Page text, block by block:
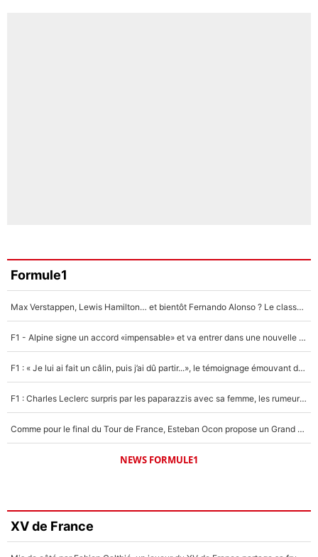
Formule1
Max Verstappen, Lewis Hamilton… et bientôt Fernando Alonso ? Le classement des pilotes les mieux payés en Formule 1 risque de changer !
F1 - Alpine signe un accord «impensable» et va entrer dans une nouvelle dimension : Grande nouvelle pour Pierre Gasly !
F1 : « Je lui ai fait un câlin, puis j’ai dû partir...», le témoignage émouvant de Max Verstappen sur sa fille
F1 : Charles Leclerc surpris par les paparazzis avec sa femme, les rumeurs étaient vraies !
Comme pour le final du Tour de France, Esteban Ocon propose un Grand Prix de Formule 1 à Paris : «Autour de l’Arc de Triomphe, ce serait génial» !
NEWS FORMULE1
XV de France